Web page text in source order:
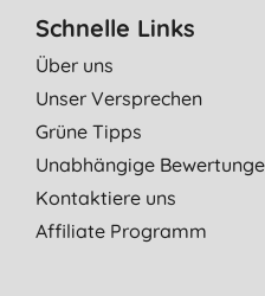
Schnelle Links
Über uns
Unser Versprechen
Grüne Tipps
Unabhängige
Kontaktiere uns
Affiliate Programm